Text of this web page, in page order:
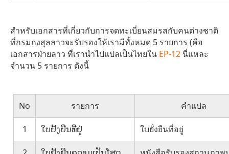
สำหรับเอกสารที่เกี่ยวกับการจดทะเบี่ยนสมรสกับคนต่างชาติ
ที่กรมกงสุลลาวจะรับรองให้เรามีทั้งหมด 5 รายการ (คือ
เอกสารฝ่ายลาว ที่เรานำไปแปลเป็นไทยใน EP-12 นี่แหละ
จำนวน 5 รายการ ดังนี้
No รายการ คำแปล
1 ໃບຢັ້ງຢືນທີ່ຢູ່ ใบยั่งยืนที่อยู่